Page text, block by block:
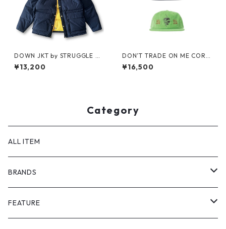
DOWN JKT by STRUGGLE G
EAR
¥13,200
DON’T TRADE ON ME CORD
S CAP by Little Yarmouth
¥16,500
Category
ALL ITEM
BRANDS
GHOST ALMOSTBLACK
FEATURE